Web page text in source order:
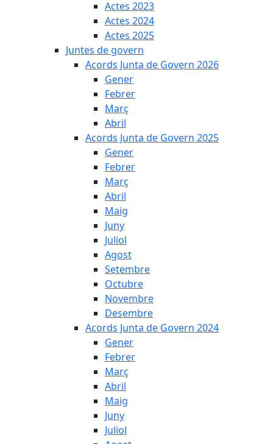
Actes 2023
Actes 2024
Actes 2025
Juntes de govern
Acords Junta de Govern 2026
Gener
Febrer
Març
Abril
Acords Junta de Govern 2025
Gener
Febrer
Març
Abril
Maig
Juny
Juliol
Agost
Setembre
Octubre
Novembre
Desembre
Acords Junta de Govern 2024
Gener
Febrer
Març
Abril
Maig
Juny
Juliol